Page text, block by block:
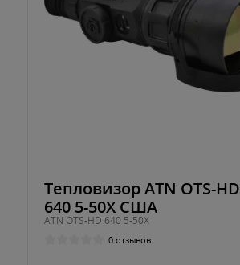
Тепловизор ATN OTS-HD
640 5-50X США
ATN OTS-HD 640 5-50X
0 отзывов